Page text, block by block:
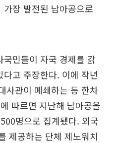
장 발전된 남아공으로
민들이 자국 경제를 갉
고 주장한다. 이에 작년
사관이 폐쇄하는 등 한차
따르면 지난해 남아공을
명으로 집계됐다. 외국
제공하는 단체 제노워치